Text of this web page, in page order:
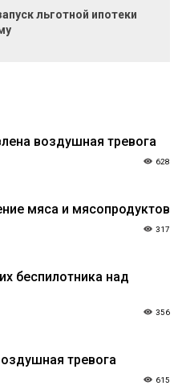
льготной ипотеки
воздушная тревога
628
мяса и мясопродуктов
317
беспилотника над
356
тревога
615